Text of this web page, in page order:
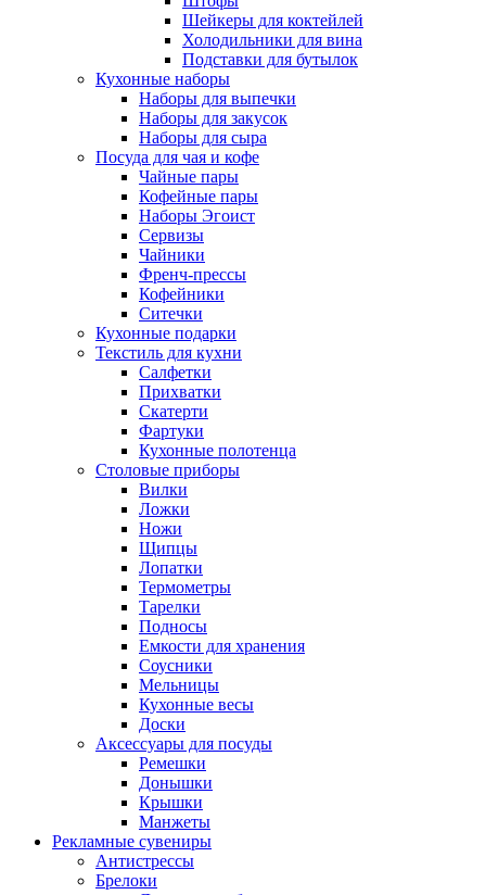
Шейкеры для коктейлей
Холодильники для вина
Подставки для бутылок
Кухонные наборы
Наборы для выпечки
Наборы для закусок
Наборы для сыра
Посуда для чая и кофе
Чайные пары
Кофейные пары
Наборы Эгоист
Сервизы
Чайники
Френч-прессы
Кофейники
Ситечки
Кухонные подарки
Текстиль для кухни
Салфетки
Прихватки
Скатерти
Фартуки
Кухонные полотенца
Столовые приборы
Вилки
Ложки
Ножи
Щипцы
Лопатки
Термометры
Тарелки
Подносы
Емкости для хранения
Соусники
Мельницы
Кухонные весы
Доски
Аксессуары для посуды
Ремешки
Донышки
Крышки
Манжеты
Рекламные сувениры
Антистрессы
Брелоки